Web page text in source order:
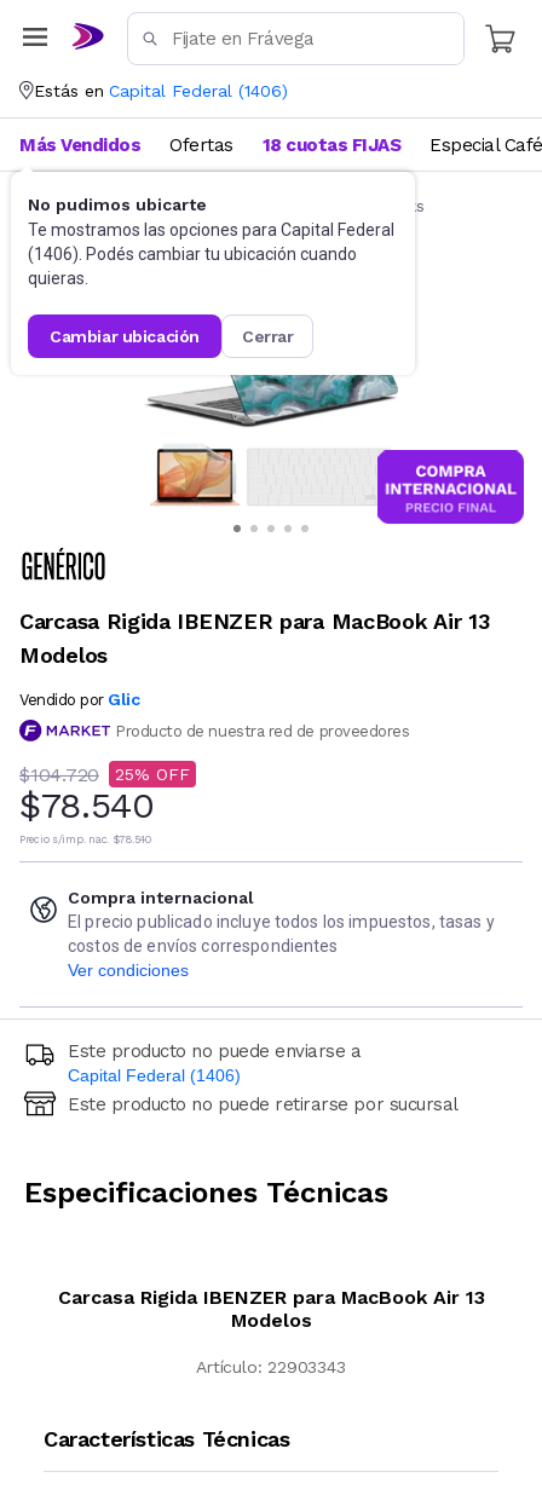
Estás en Capital Federal (1406)
No pudimos ubicarte
Te mostramos las opciones para Capital Federal
(1406). Podés cambiar tu ubicación cuando
quieras.
cambiar ubicación cerrar
Más Vendidos Ofertas 18 cuotas FIJAS Especial Café
Accesorios de Informática Funda Notebooks
Carcasa Rigida IBENZER para MacBook Air 13
Modelos
Vendido por Glic
Producto de nuestra red de proveedores
$104.720 25
$78.540
Precio s/imp. nac. $78.540
Compra internacional
El precio publicado incluye todos los impuestos, tasas y
costos de envíos correspondientes
Ver condiciones
Este producto no puede enviarse a
Capital Federal (1406)
Ingresá código postal (sólo números)
Este producto no puede retirarse por sucursal
Especificaciones Técnicas
Carcasa Rigida IBENZER para MacBook Air 13
Modelos
Artículo: 22903343
Características Técnicas